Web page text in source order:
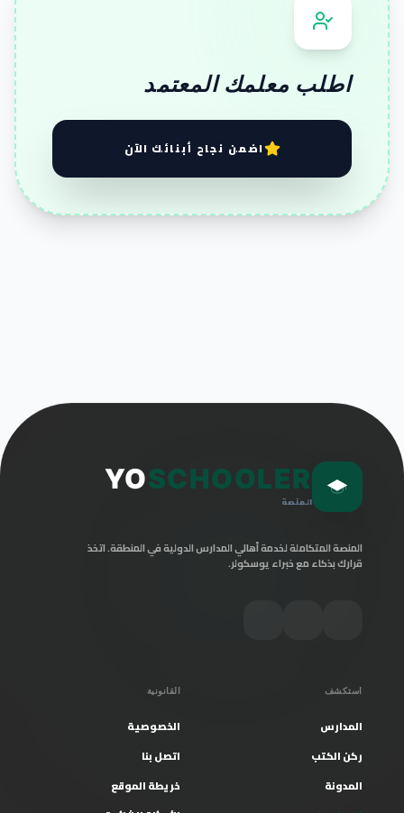
اطلب معلمك المعتمد
اضمن نجاح أبنائك الآن
YOSCHOOLER
المنصة
المنصة المتكاملة لخدمة أهالي المدارس الدولية في المنطقة. اتخذ
قرارك بذكاء مع خبراء يوسكولر.
استكشف
المدارس
ركن الكتب
المدونة
القانونية
الخصوصية
اتصل بنا
خريطة الموقع